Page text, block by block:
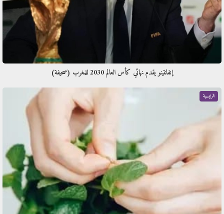
إنفانتينو يقدم نهائي كأس العالم 2030 للمغرب (صحيفة)
الرئيسية